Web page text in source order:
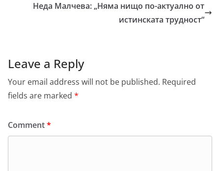
Неда Малчева: „Няма нищо по-актуално от
истинската трудност“
Leave a Reply
Your email address will not be published. Required
fields are marked *
Comment*